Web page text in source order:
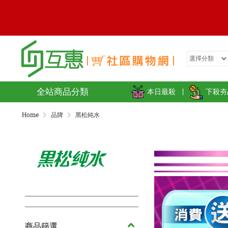
全站商品分類 本日最殺 | 下殺
Home 品牌 黑松純水
商品篩選